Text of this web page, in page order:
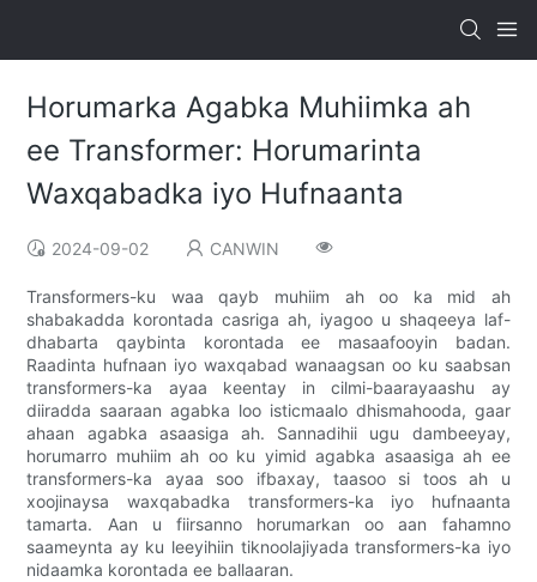
Horumarka Agabka Muhiimka ah
ee Transformer: Horumarinta
Waxqabadka iyo Hufnaanta
2024-09-02 CANWIN
Transformers-ku waa qayb muhiim ah oo ka mid ah
shabakadda korontada casriga ah, iyagoo u shaqeeya laf-
dhabarta qaybinta korontada ee masaafooyin badan.
Raadinta hufnaan iyo waxqabad wanaagsan oo ku saabsan
transformers-ka ayaa keentay in cilmi-baarayaashu ay
diiradda saaraan agabka loo isticmaalo dhismahooda, gaar
ahaan agabka asaasiga ah. Sannadihii ugu dambeeyay,
horumarro muhiim ah oo ku yimid agabka asaasiga ah ee
transformers-ka ayaa soo ifbaxay, taasoo si toos ah u
xoojinaysa waxqabadka transformers-ka iyo hufnaanta
tamarta. Aan u fiirsanno horumarkan oo aan fahamno
saameynta ay ku leeyihiin tiknoolajiyada transformers-ka iyo
nidaamka korontada ee ballaaran.